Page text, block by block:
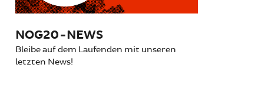
NOG20-NEWS
Bleibe auf dem Laufenden mit unseren
letzten News!